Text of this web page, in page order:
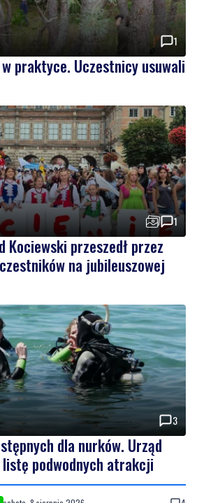
praktyce. Uczestnicy usuwali
1
Kociewski przeszedł przez
na jubileuszowej
3
dla nurków. Urząd
podwodnych atrakcji
sobota, 8 sierpnia 2026
24 tysiące metrów kwadratowych
terenów zielonych. Powstanie nowa
do wypoczynku